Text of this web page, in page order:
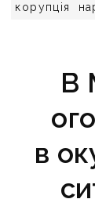
корупція
В
в